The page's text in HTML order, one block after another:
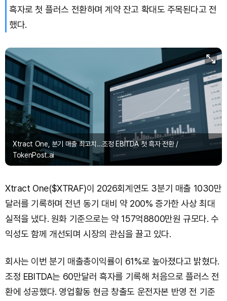
Dogecoin (DOGE) ₩98.81(-0.45%)
흑자로 첫 플러스 전환하며 계약 잔고 확대도 주목된다고 전
했다.
Xtract One, 분기 매출 최고치…조정 EBITDA 첫 흑자 전환 /
TokenPost.ai
Xtract One($XTRAF)이 2026회계연도 3분기 매출 1030만
달러를 기록하며 전년 동기 대비 약 200% 증가한 사상 최대
실적을 냈다. 원화 기준으로는 약 157억8800만원 규모다. 수
익성도 함께 개선되며 시장의 관심을 끌고 있다.
회사는 이번 분기 매출총이익률이 61%로 높아졌다고 밝혔다.
조정 EBITDA는 60만달러 흑자를 기록해 처음으로 플러스 전
환에 성공했다. 영업활동 현금 창출도 운전자본 반영 전 기준